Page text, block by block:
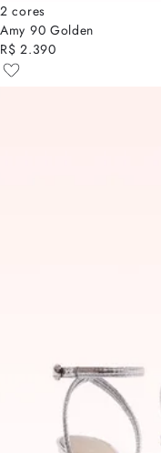
2 cores
Amy 90 Golden
R$ 2.390